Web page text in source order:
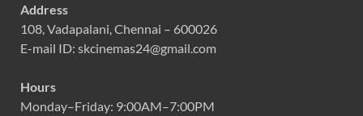
Address
108, Vadapalani, Chennai – 600026
E-mail ID: skcinemas24@gmail.com
Hours
Monday–Friday: 9:00AM–7:00PM